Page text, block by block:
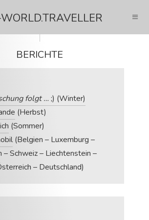
BERICHTE
folgt … ;) (Winter)
(Herbst)
(Sommer)
(Belgien – Luxemburg –
– Schweiz – Liechtenstein –
– Deutschland)